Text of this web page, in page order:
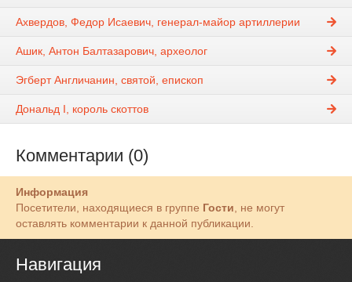
Ахвердов, Федор Исаевич, генерал-майор артиллерии
Ашик, Антон Балтазарович, археолог
Эгберт Англичанин, святой, епископ
Дональд I, король скоттов
Комментарии (0)
Информация
Посетители, находящиеся в группе Гости , не могут
оставлять комментарии к данной публикации.
Навигация